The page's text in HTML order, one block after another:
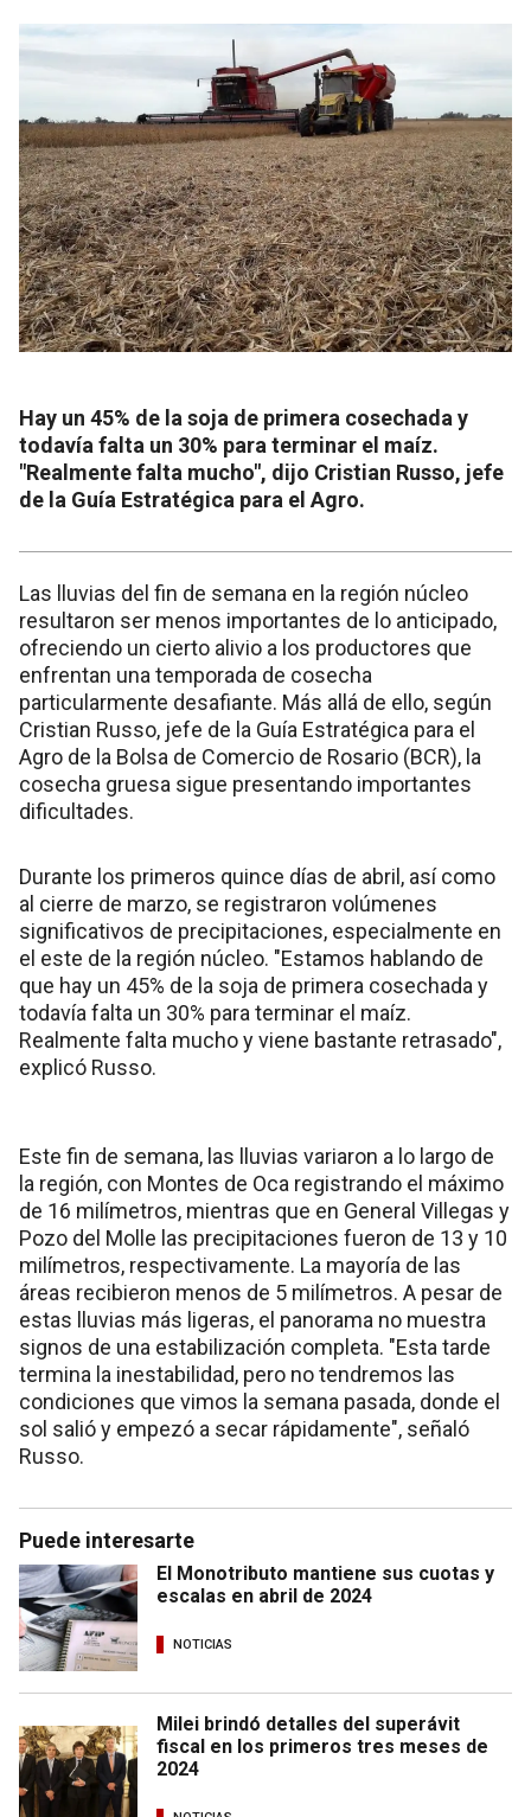
Hay un 45% de la soja de primera cosechada y
todavía falta un 30% para terminar el maíz.
"Realmente falta mucho", dijo Cristian Russo, jefe
de la Guía Estratégica para el Agro.
Las lluvias del fin de semana en la región núcleo
resultaron ser menos importantes de lo anticipado,
ofreciendo un cierto alivio a los productores que
enfrentan una temporada de cosecha
particularmente desafiante. Más allá de ello, según
Cristian Russo, jefe de la Guía Estratégica para el
Agro de la Bolsa de Comercio de Rosario (BCR), la
cosecha gruesa sigue presentando importantes
dificultades.
Durante los primeros quince días de abril, así como
al cierre de marzo, se registraron volúmenes
significativos de precipitaciones, especialmente en
el este de la región núcleo. "Estamos hablando de
que hay un 45% de la soja de primera cosechada y
todavía falta un 30% para terminar el maíz.
Realmente falta mucho y viene bastante retrasado",
explicó Russo.
Este fin de semana, las lluvias variaron a lo largo de
la región, con Montes de Oca registrando el máximo
de 16 milímetros, mientras que en General Villegas y
Pozo del Molle las precipitaciones fueron de 13 y 10
milímetros, respectivamente. La mayoría de las
áreas recibieron menos de 5 milímetros. A pesar de
estas lluvias más ligeras, el panorama no muestra
signos de una estabilización completa. "Esta tarde
termina la inestabilidad, pero no tendremos las
condiciones que vimos la semana pasada, donde el
sol salió y empezó a secar rápidamente", señaló
Russo.
Puede interesarte
El Monotributo mantiene sus cuotas y
escalas en abril de 2024
NOTICIAS
Milei brindó detalles del superávit
fiscal en los primeros tres meses de
2024